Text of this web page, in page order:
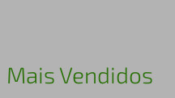
Mais Vendidos